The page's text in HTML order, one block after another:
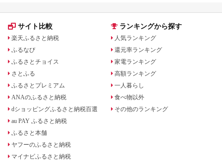
サイト比較
楽天ふるさと納税
ふるなび
ふるさとチョイス
さとふる
ふるさとプレミアム
ANAのふるさと納税
dショッピングふるさと納税百選
au PAY ふるさと納税
ふるさと本舗
ヤフーのふるさと納税
マイナビふるさと納税
ランキングから探す
人気ランキング
還元率ランキング
家電ランキング
高額ランキング
一人暮らし
食べ物以外
その他のランキング